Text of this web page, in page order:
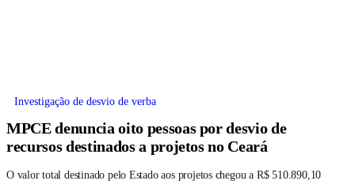
Investigação de desvio de verba
MPCE denuncia oito pessoas por desvio de
recursos destinados a projetos no Ceará
O valor total destinado pelo Estado aos projetos chegou a R$ 510.890,10